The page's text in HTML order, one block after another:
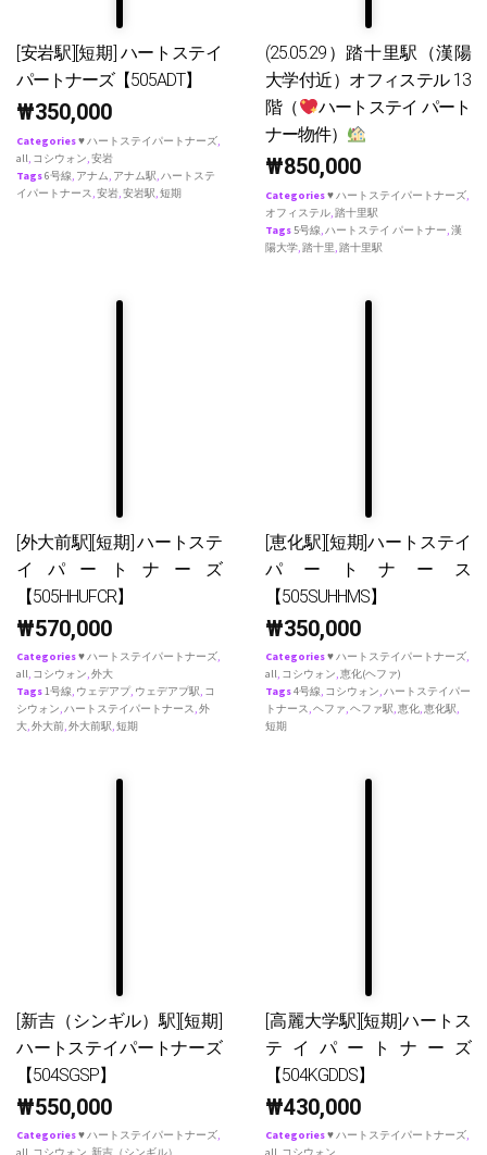
[安岩駅][短期] ハートステイ
パートナーズ【505ADT】
₩350,000
Categories♥ ハートステイパートナーズ
all コシウォン 安岩
Tags6号線 アナム アナム駅 ハートステ
イパートナース 安岩 安岩駅 短期
(25.05.29）踏十里駅（漢陽
大学付近）オフィステル 13
階（
ハートステイ パート
ナー物件）
₩850,000
Categories♥ ハートステイパートナーズ
オフィステル 踏十里駅
Tags 5号線 ハートステイ パートナー 漢
陽大学 踏十里 踏十里駅
[外大前駅][短期] ハートステ
イパートナーズ
【505HHUFCR】
₩570,000
Categories♥ ハートステイパートナーズ,
all, コシウォン,外大
Tags1号線, ウェデアプ, ウェデアプ駅, コ
シウォン,ハートステイパートナース,外
大,外大前,外大前駅,短期
[恵化駅][短期]ハートステイ
パートナース
【505SUHHMS】
₩350,000
Categories♥ ハートステイパートナーズ,
all, コシウォン,恵化(ヘファ)
Tags4号線, コシウォン,ハートステイパー
トナース,ヘファ,ヘファ駅,恵化,恵化駅,
短期
[新吉（シンギル）駅][短期]
ハートステイパートナーズ
【504SGSP】
₩550,000
Categories♥ ハートステイパートナーズ,
[高麗大学駅][短期]ハートス
テイパートナーズ
【504KGDDS】
₩430,000
Categories♥ ハートステイパートナーズ,